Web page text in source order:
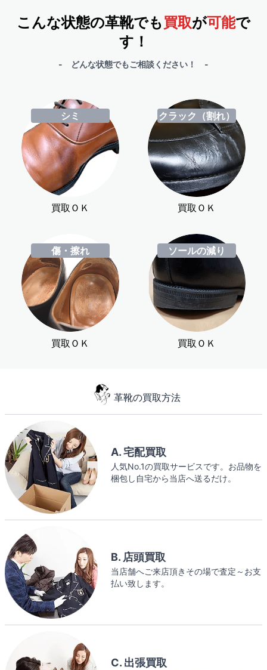
こんな状態の革靴でも買取が可能で
す！
- どんな状態でもご相談ください！ -
シミ
買取ＯＫ
クラック（割れ）
買取ＯＫ
傷・擦れ
買取ＯＫ
ソールの減り
買取ＯＫ
革靴の買取方法
A. 宅配買取
人気No.1の買取サービスです。お品物を
梱包し自宅から当店へ送るだけ。
B. 店頭買取
当店舗へご来店頂きその場で査定～お支
払い致します。
C. 出張買取